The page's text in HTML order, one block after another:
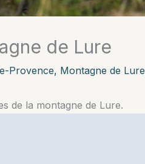
de Lure
Provence, Montagne de Lure
de la montagne de Lure.